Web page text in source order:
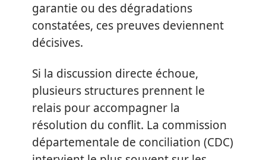
garantie ou des dégradations
constatées, ces preuves deviennent
décisives.
Si la discussion directe échoue,
plusieurs structures prennent le
relais pour accompagner la
résolution du conflit. La commission
départementale de conciliation (CDC)